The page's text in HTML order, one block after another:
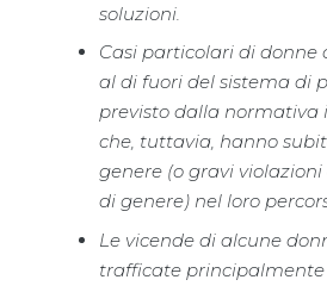
soluzioni.
Casi particolari di donne
al di fuori del sistema di
previsto dalla normativa
che, tuttavia, hanno
genere (o gravi
di genere) nel loro
Le vicende di alcune
trafficate principalmente